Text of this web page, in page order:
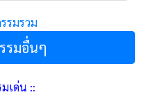
รมรวม
รมอื่นๆ
มเด่น ::